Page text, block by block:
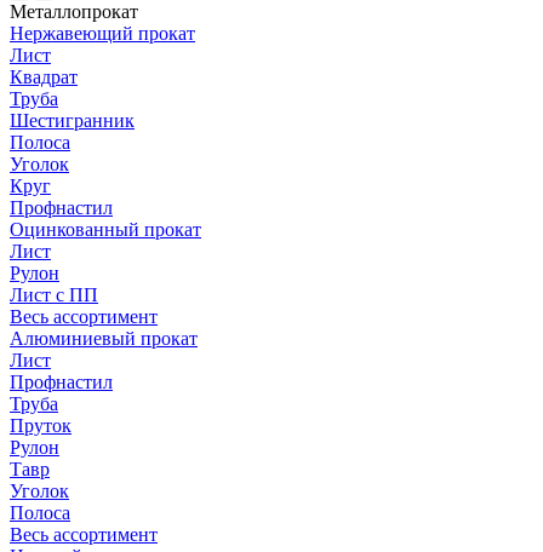
Металлопрокат
Нержавеющий прокат
Лист
Квадрат
Труба
Шестигранник
Полоса
Уголок
Круг
Профнастил
Оцинкованный прокат
Лист
Рулон
Лист с ПП
Весь ассортимент
Алюминиевый прокат
Лист
Профнастил
Труба
Пруток
Рулон
Тавр
Уголок
Полоса
Весь ассортимент